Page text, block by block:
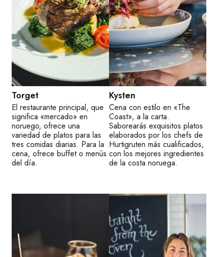
Torget
El restaurante principal, que
significa «mercado» en
noruego, ofrece una
variedad de platos para las
tres comidas diarias. Para la
cena, ofrece buffet o menús
del día.
Kysten
Cena con estilo en «The
Coast», a la carta.
Saborearás exquisitos platos
elaborados por los chefs de
Hurtigruten más cualificados,
con los mejores ingredientes
de la costa noruega.